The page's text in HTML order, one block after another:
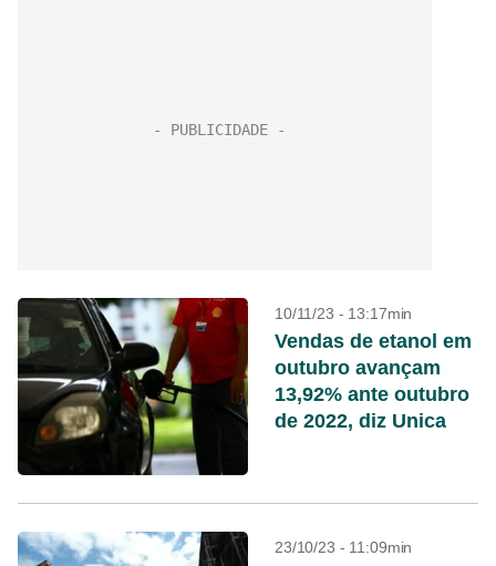
10/11/23 - 13:17min
Vendas de etanol em
outubro avançam
13,92% ante outubro
de 2022, diz Unica
23/10/23 - 11:09min